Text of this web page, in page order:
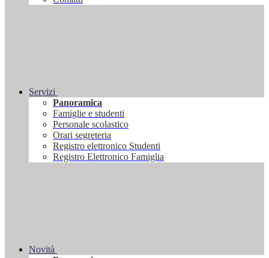
Servizi
Panoramica
Famiglie e studenti
Personale scolastico
Orari segreteria
Registro elettronico Studenti
Registro Elettronico Famiglia
Novità